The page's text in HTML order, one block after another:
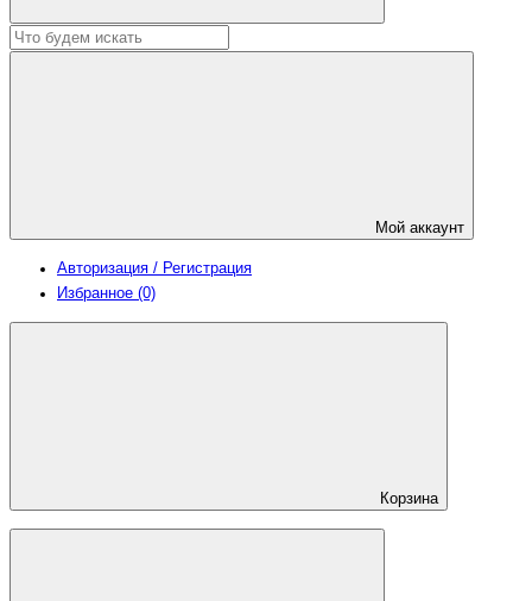
Мой аккаунт
Авторизация / Регистрация
Избранное (0)
Корзина